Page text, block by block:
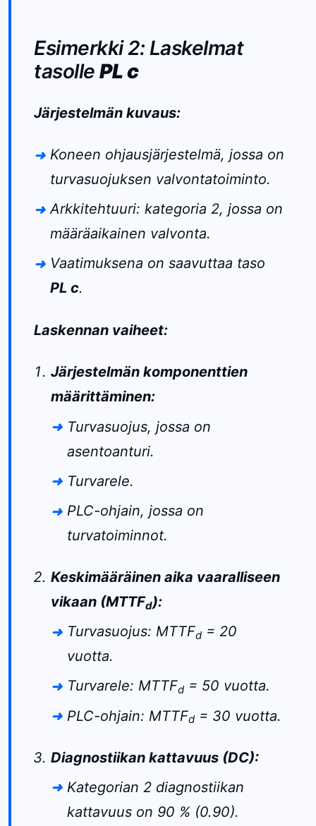
Esimerkki 2: Laskelmat
tasolle PL c
Järjestelmän kuvaus:
Koneen ohjausjärjestelmä, jossa on
turvasuojuksen valvontatoiminto.
Arkkitehtuuri: kategoria 2, jossa on
määräaikainen valvonta.
Vaatimuksena on saavuttaa taso
PL c.
Laskennan vaiheet:
Järjestelmän komponenttien
määrittäminen:
Turvasuojus, jossa on
asentoanturi.
Turvarele.
PLC-ohjain, jossa on
turvatoiminnot.
Keskimääräinen aika vaaralliseen
vikaan (MTTFd):
Turvasuojus: MTTFd = 20
vuotta.
Turvarele: MTTFd = 50 vuotta.
PLC-ohjain: MTTFd = 30 vuotta.
Diagnostiikan kattavuus (DC):
Kategorian 2 diagnostiikan
kattavuus on 90 % (0.90).